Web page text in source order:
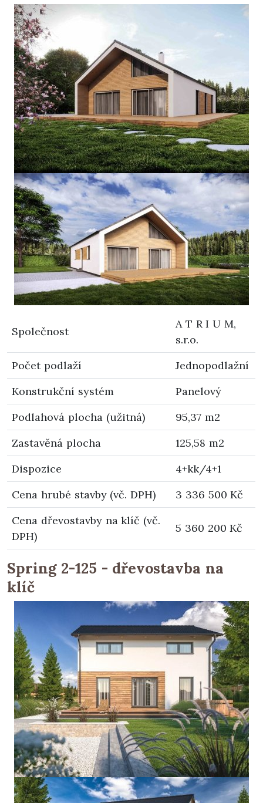
Společnost
A T R I U M,
s.r.o.
Počet podlaží
Jednopodlažní
Konstrukční systém
Panelový
Podlahová plocha (užitná)
95,37 m2
Zastavěná plocha
125,58 m2
Dispozice
4+kk/4+1
Cena hrubé stavby (vč. DPH)
3 336 500 Kč
Cena dřevostavby na klíč (vč.
DPH)
5 360 200 Kč
Spring 2-125 - dřevostavba na
klíč